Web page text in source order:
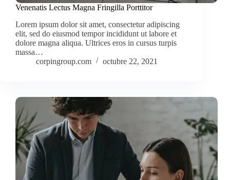
Venenatis Lectus Magna Fringilla Porttitor
Lorem ipsum dolor sit amet, consectetur adipiscing
elit, sed do eiusmod tempor incididunt ut labore et
dolore magna aliqua. Ultrices eros in cursus turpis
massa…
corpingroup.com
octubre 22, 2021